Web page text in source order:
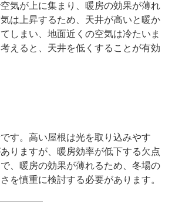
気が上に集まり、暖房の効果が薄れ
は上昇するため、天井が高いと暖か
しまい、地面近くの空気は冷たいま
えると、天井を低くすることが有効
す。高い屋根は光を取り込みやす
りますが、暖房効率が低下する欠点
、暖房の効果が薄れるため、冬場の
を慎重に検討する必要があります。